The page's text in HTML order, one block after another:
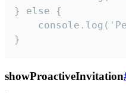
} else {
}
showProactiveInvitation